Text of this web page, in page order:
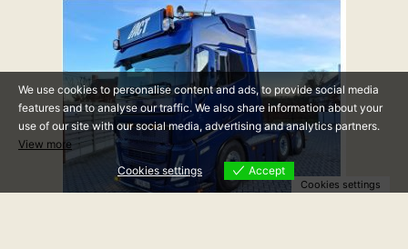
We use cookies to personalise content and ads, to provide social media
features and to analyse our traffic. We also share information about your
use of our site with our social media, advertising and analytics partners.
View more
Cookies settings
Accept
Cookies settings